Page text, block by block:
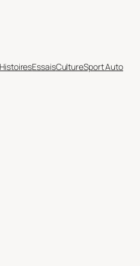
HistoiresEssaisCultureSport Auto